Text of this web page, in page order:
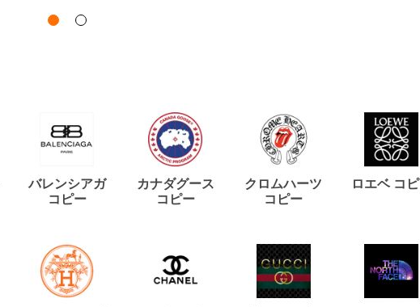
バレンシアガ
コピー
カナダグース
コピー
クロムハーツ
コピー
ロエベ コ